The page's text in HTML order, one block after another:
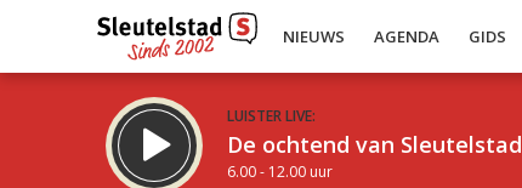
NIEUWS AGENDA GIDS
LUISTER LIVE:
De ochtend van Sleutelstad
6.00 - 12.00 uur